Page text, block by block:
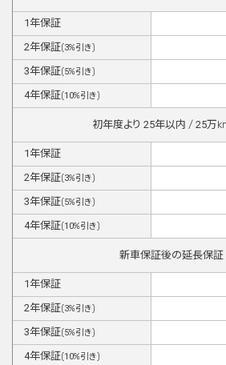
1年保証
2年保証(3%引き)
3年保証(5%引き)
4年保証(10%引き)
初年度より 25年以内 / 25万
1年保証
2年保証(3%引き)
3年保証(5%引き)
4年保証(10%引き)
新車保証後の延長保証
1年保証
2年保証(3%引き)
3年保証(5%引き)
4年保証(10%引き)